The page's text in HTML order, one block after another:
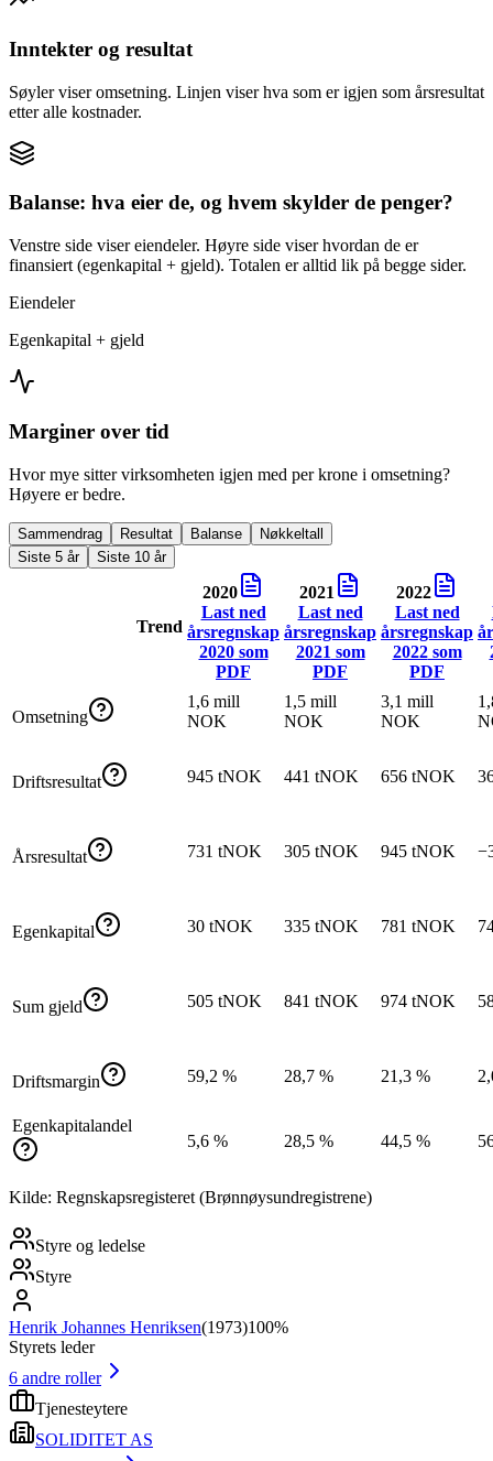
Inntekter og resultat
Søyler viser omsetning. Linjen viser hva som er igjen som årsresultat
etter alle kostnader.
Balanse: hva eier de, og hvem skylder de penger?
Venstre side viser eiendeler. Høyre side viser hvordan de er
finansiert (egenkapital + gjeld). Totalen er alltid lik på begge sider.
Eiendeler
Egenkapital + gjeld
Marginer over tid
Hvor mye sitter virksomheten igjen med per krone i omsetning?
Høyere er bedre.
Sammendrag Resultat Balanse
Nøkkeltall
Siste 5 år
Siste 10 år
Trend
2020
Last ned
årsregnskap
2020som
PDF
2021
Last ned
årsregnskap
2021 som
PDF
2022
Last ned
årsregnskap
2022som
PDF
Omsetning
1,6 mill
NOK
1,5 mill
NOK
3,1 mill
NOK
Driftsresultat 945 tNOK 441 tNOK 656 tNOK
Årsresultat 731 tNOK 305 tNOK 945 tNOK
Egenkapital 30 tNOK 335 tNOK 781 tNOK
Sum gjeld 505 tNOK 841 tNOK 974 tNOK
Driftsmargin 59,2 % 28,7 % 21,3 %
Egenkapitalandel
5,6 %
28,5 % 44,5 %
Kilde: Regnskapsregisteret (Brønnøysundregistrene)
Styre og ledelse
Styre
Henrik Johannes Henriksen(1973)100%
Styrets leder
6 andre roller
Tjenesteytere
SOLIDITET AS